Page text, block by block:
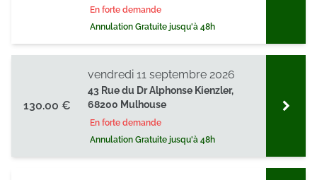
En forte demande
Annulation Gratuite jusqu'à 48h
130.00 €
43 Rue du Dr Alphonse Kienzler,
68200 Mulhouse
En forte demande
Annulation Gratuite jusqu'à 48h
vendredi 11 septembre 2026